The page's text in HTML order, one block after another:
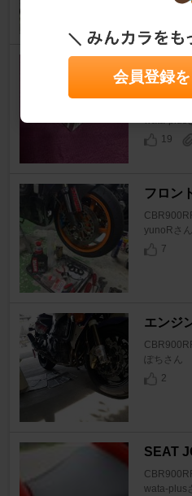
ーに装
wata-plus
19
フロン
yunoRさん
7
エンジ
ぽちさん
2
SEAT
wata-plus
会員登録